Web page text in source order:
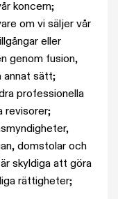
koncern;
om vi säljer vår
eller
genom fusion,
annat sätt;
professionella
revisorer;
domstolar och
skyldiga att göra
rättigheter;